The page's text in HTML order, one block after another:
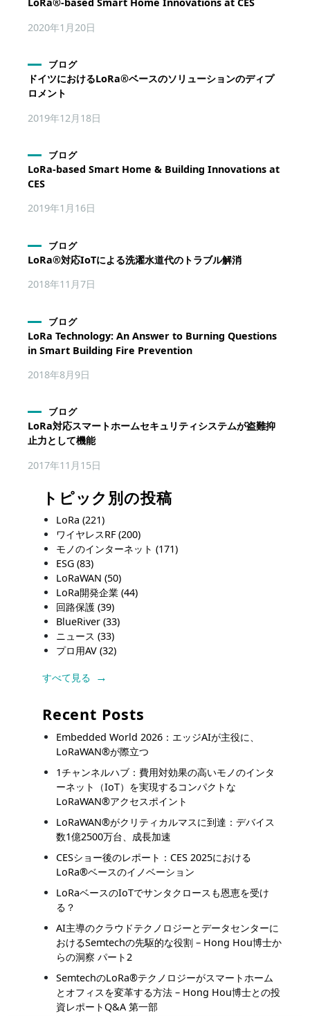
LoRa®-based Smart Home Innovations at CES
2020年1月20日
ブログ
ドイツにおけるLoRa®ベースのソリューションのディプ
ロメント
2019年12月18日
ブログ
LoRa-based Smart Home & Building Innovations at
CES
2019年1月16日
ブログ
LoRa®対応IoTによる洗濯水道代のトラブル解消
2018年11月7日
ブログ
LoRa Technology: An Answer to Burning Questions
in Smart Building Fire Prevention
2018年8月9日
ブログ
LoRa対応スマートホームセキュリティシステムが盗難抑
止力として機能
2017年11月15日
トピック別の投稿
LoRa(221)
ワイヤレスRF(200)
モノのインターネット(171)
ESG(83)
LoRaWAN(50)
LoRa開発企業(44)
回路保護(39)
BlueRiver(33)
ニュース(33)
プロ用AV(32)
すべて見る
Recent Posts
Embedded World 2026：エッジAIが主役に、
LoRaWAN®が際立つ
1チャンネルハブ：費用対効果の高いモノのインタ
ーネット（IoT）を実現するコンパクトな
LoRaWAN®アクセスポイント
LoRaWAN®がクリティカルマスに到達：デバイス
数1億2500万台、成長加速
CESショー後のレポート：CES 2025における
LoRa®ベースのイノベーション
LoRaベースのIoTでサンタクロースも恩恵を受け
る？
AI主導のクラウドテクノロジーとデータセンターに
おけるSemtechの先駆的な役割 – Hong Hou博士か
らの洞察 パート2
SemtechのLoRa®テクノロジーがスマートホーム
とオフィスを変革する方法 – Hong Hou博士との投
資レポートQ&A 第一部